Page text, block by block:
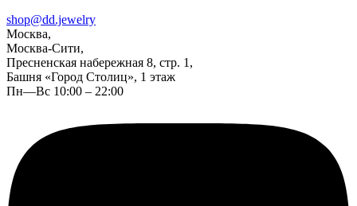
shop@dd.jewelry
Москва,
Москва-Сити,
Пресненская набережная 8, стр. 1,
Башня «Город Столиц», 1 этаж
Пн—Вс 10:00 – 22:00